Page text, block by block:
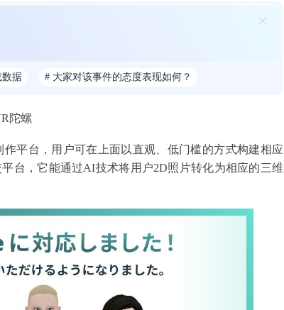
数据 # 大家对该事件的态度表现如何？
陀螺
作平台，用户可在上面以直观、低门槛的方式构建相应
平台，它能通过AI技术将用户2D照片转化为相应的三维